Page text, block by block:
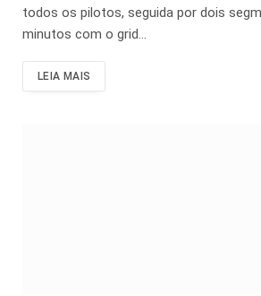
todos os pilotos, seguida por dois
minutos com o grid…
LEIA MAIS